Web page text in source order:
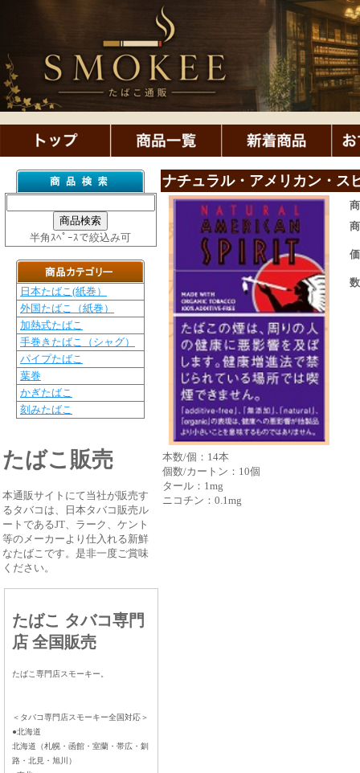
半角ｽﾍﾟｰｽで絞込み可
日本たばこ(紙巻）
外国たばこ（紙巻）
加熱式たばこ
手巻きたばこ（シャグ）
パイプたばこ
葉巻
かぎたばこ
刻みたばこ
たばこ販売
本通販サイトにて当社が販売す
るタバコは、日本タバコ販売ル
ートであるJT、ラーク、ケント
等のメーカーより仕入れる新鮮
なたばこです。是非一度ご賞味
ください。
たばこ タバコ専門
店 全国販売
たばこ専門店スモーキー。
＜タバコ専門店スモーキー全国対応＞
●北海道
北海道（札幌・函館・室蘭・帯広・釧
路・北見・旭川）
ナチュラル・アメリカン・ス
本数/個：14本
個数/カートン：10個
タール：1mg
ニコチン：0.1mg